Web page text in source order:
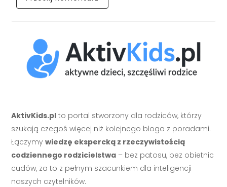
AktivKids.pl to portal stworzony dla rodziców, którzy
szukają czegoś więcej niż kolejnego bloga z poradami.
Łączymywiedzę ekspercką z rzeczywistością
codziennego rodzicielstwa – bez patosu, bez obietnic
cudów, za to z pełnym szacunkiem dla inteligencji
naszych czytelników.